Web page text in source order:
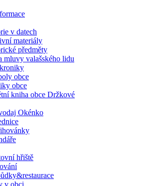
v datech
materiály
předměty
mluvy valašského lidu
obce
obce
kniha obce Držkové
Okénko
hřiště
v obci